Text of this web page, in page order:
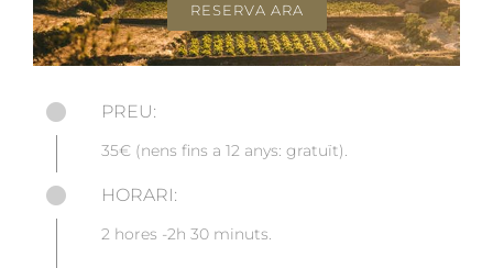
RESERVA ARA
PREU:
35€ (nens fins a 12 anys: gratuït).
HORARI:
2 hores -2h 30 minuts.